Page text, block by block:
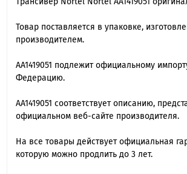
Товар поставляется в упаковке,
производителем.
AA1419051 подлежит официальному
Федерацию.
AA1419051 cоответствует описанию,
официальном веб-сайте производителя.
На все товары действует официальная
которую можно продлить до 3 лет.